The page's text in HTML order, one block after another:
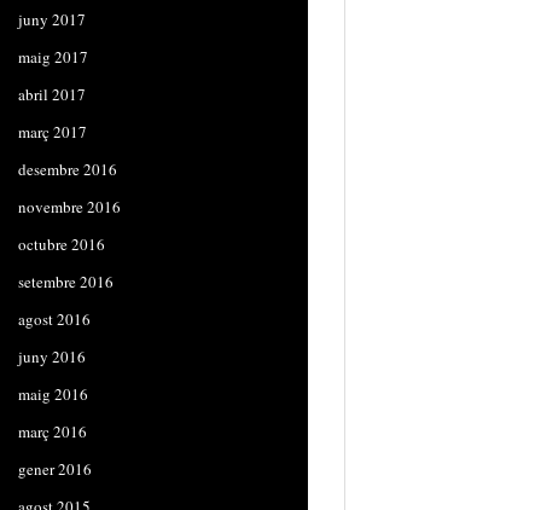
juny 2017
maig 2017
abril 2017
març 2017
desembre 2016
novembre 2016
octubre 2016
setembre 2016
agost 2016
juny 2016
maig 2016
març 2016
gener 2016